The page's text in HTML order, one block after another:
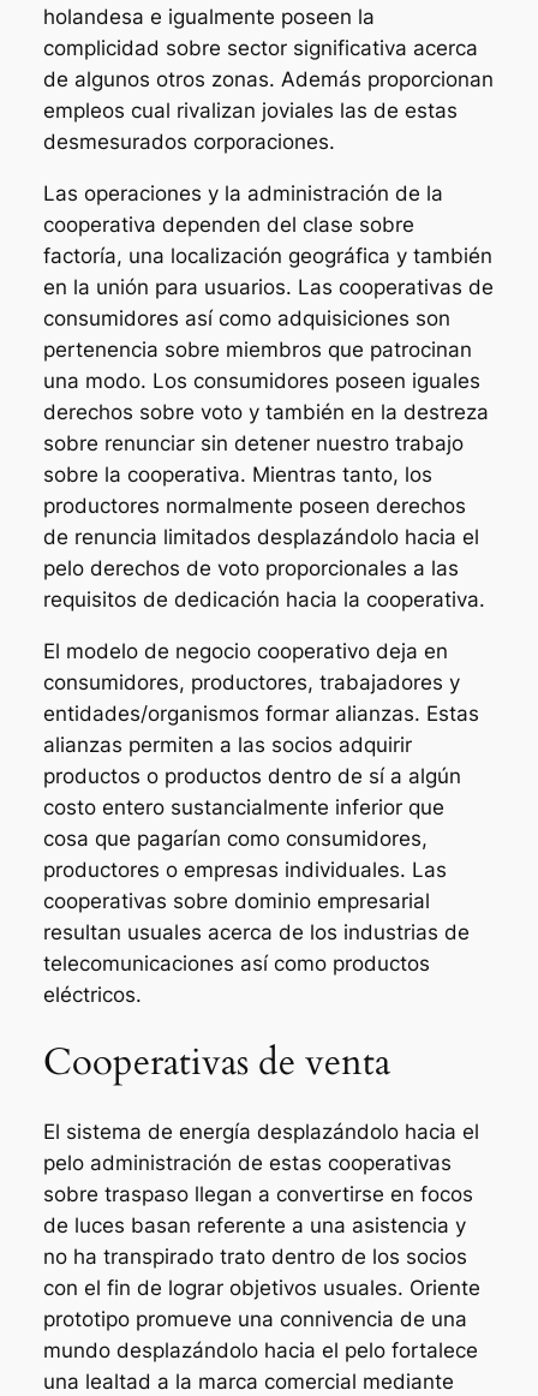
holandesa e igualmente poseen la
complicidad sobre sector significativa acerca
de algunos otros zonas. Además proporcionan
empleos cual rivalizan joviales las de estas
desmesurados corporaciones.
Las operaciones y la administración de la
cooperativa dependen del clase sobre
factoría, una localización geográfica y también
en la unión para usuarios. Las cooperativas de
consumidores así­ como adquisiciones son
pertenencia sobre miembros que patrocinan
una modo. Los consumidores poseen iguales
derechos sobre voto y también en la destreza
sobre renunciar sin detener nuestro trabajo
sobre la cooperativa. Mientras tanto, los
productores normalmente poseen derechos
de renuncia limitados desplazándolo hacia el
pelo derechos de voto proporcionales a las
requisitos de dedicación hacia la cooperativa.
El modelo de negocio cooperativo deja en
consumidores, productores, trabajadores y
entidades/organismos formar alianzas. Estas
alianzas permiten a las socios adquirir
productos o productos dentro de sí a algún
costo entero sustancialmente inferior que
cosa que pagarían como consumidores,
productores o empresas individuales. Las
cooperativas sobre dominio empresarial
resultan usuales acerca de los industrias de
telecomunicaciones así­ como productos
eléctricos.
Cooperativas de venta
El sistema de energía desplazándolo hacia el
pelo administración de estas cooperativas
sobre traspaso llegan a convertirse en focos
de luces basan referente a una asistencia y
no ha transpirado trato dentro de los socios
con el fin de lograr objetivos usuales. Oriente
prototipo promueve una connivencia de una
mundo desplazándolo hacia el pelo fortalece
una lealtad a la marca comercial mediante